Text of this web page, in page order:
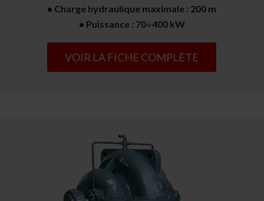
• Charge hydraulique maximale : 200 m
• Puissance : 70÷400 kW
VOIR LA FICHE COMPLÈTE